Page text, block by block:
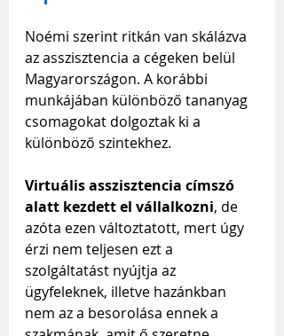
Noémi szerint ritkán van skálázva
az asszisztencia a cégeken belül
Magyarországon. A korábbi
munkájában különböző tananyag
csomagokat dolgoztak ki a
különböző szintekhez.
Virtuális asszisztencia címszó
alatt kezdett el vállalkozni, de
azóta ezen változtatott, mert úgy
érzi nem teljesen ezt a
szolgáltatást nyújtja az
ügyfeleknek, illetve hazánkban
nem az a besorolása ennek a